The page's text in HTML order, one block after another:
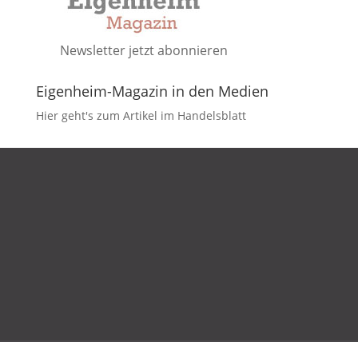
Newsletter jetzt abonnieren
Eigenheim-Magazin in den Medien
Hier geht's zum Artikel im Handelsblatt
DATENSCHUTZ